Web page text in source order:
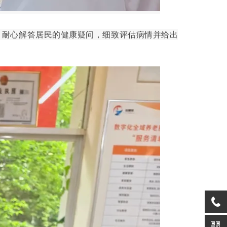
心解答居民的健康疑问，细致评估病情并给出